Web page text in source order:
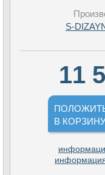
S-
11
В